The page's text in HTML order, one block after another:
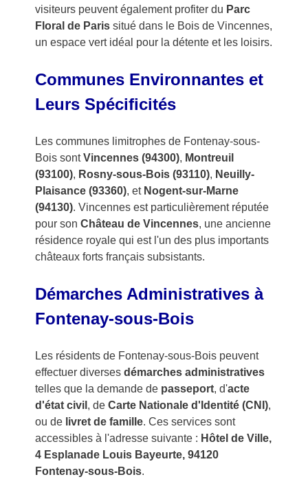
visiteurs peuvent également profiter du Parc
Floral de Parissitué dans le Bois de Vincennes,
un espace vert idéal pour la détente et les loisirs.
Communes Environnantes et
Leurs Spécificités
Les communes limitrophes de Fontenay-sous-
Bois sontVincennes (94300), Montreuil
(93100), Rosny-sous-Bois (93110), Neuilly-
Plaisance (93360), et Nogent-sur-Marne
(94130). Vincennes est particulièrement réputée
pour son Château de Vincennes, une ancienne
résidence royale qui est l'un des plus importants
châteaux forts français subsistants.
Démarches Administratives à
Fontenay-sous-Bois
Les résidents de Fontenay-sous-Bois peuvent
effectuer diverses démarches administratives
telles que la demande de passeport, d'acte
d'état civil , de Carte Nationale d'Identité (CNI),
ou de livret de famille. Ces services sont
accessibles à l'adresse suivante : Hôtel de Ville,
4 Esplanade Louis Bayeurte, 94120
Fontenay-sous-Bois.